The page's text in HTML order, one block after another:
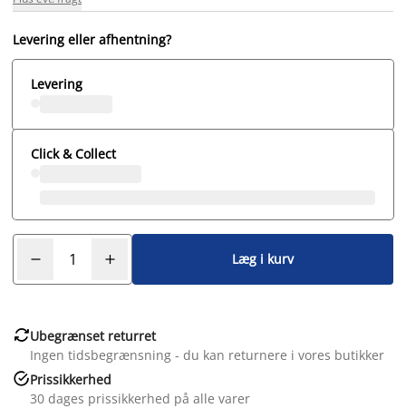
Levering eller afhentning?
Levering
Click & Collect
Læg i kurv
Ubegrænset returret
Ingen tidsbegrænsning - du kan returnere i vores butikker
Prissikkerhed
30 dages prissikkerhed på alle varer